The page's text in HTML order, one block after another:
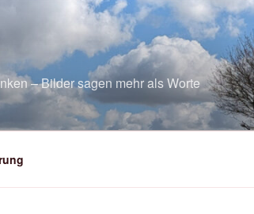
– Bilder sagen mehr als Worte